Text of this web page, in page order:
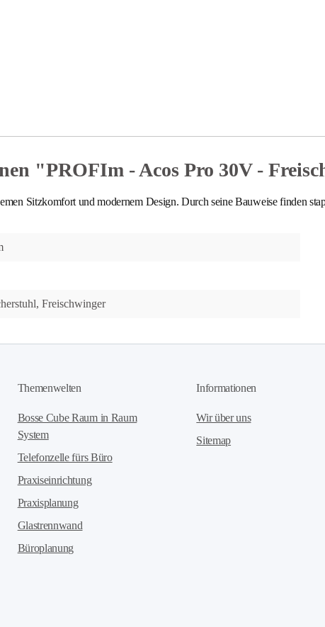
"PROFIm - Acos Pro 30V -
Sitzkomfort und modernem Design. Durch seine Bauweise finden
Freischwinger
Themenwelten
Bosse Cube Raum in Raum
System
Telefonzelle fürs Büro
Praxiseinrichtung
Praxisplanung
Glastrennwand
Büroplanung
Informationen
Wir über uns
Sitemap